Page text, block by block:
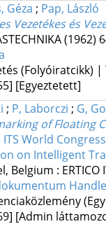
Géza ; Pap, László
Vezetékes és
(1962)
(Folyóiratcikk) |
[Egyeztetett]
; P, Laborczi ; G,
of Floating
ITS World
on Intelligent
Belgium :
Handle
[Admin